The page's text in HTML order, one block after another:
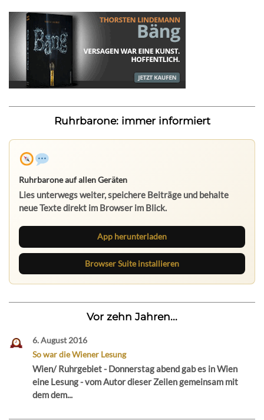
Ruhrbarone: immer informiert
Ruhrbarone auf allen Geräten
Lies unterwegs weiter, speichere Beiträge und behalte
neue Texte direkt im Browser im Blick.
App herunterladen
Browser Suite installieren
Vor zehn Jahren...
6. August 2016
So war die Wiener Lesung
Wien/ Ruhrgebiet - Donnerstag abend gab es in Wien
eine Lesung - vom Autor dieser Zeilen gemeinsam mit
dem dem...